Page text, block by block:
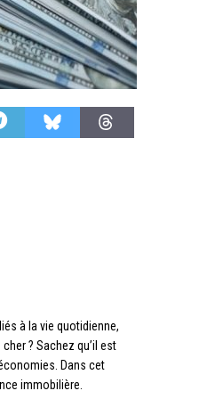
à la vie quotidienne,
? Sachez qu’il est
Dans cet
immobilière.